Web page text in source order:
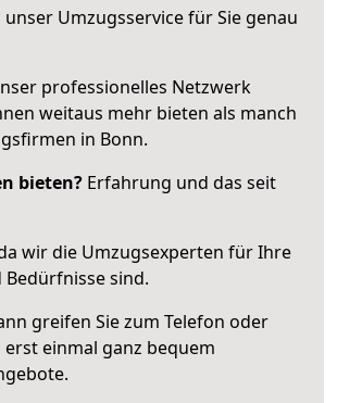
unser Umzugsservice für Sie genau
professionelles Netzwerk
weitaus mehr bieten als manch
in Bonn.
bieten? Erfahrung und das seit
wir die Umzugsexperten für Ihre
Bedürfnisse sind.
greifen Sie zum Telefon oder
erst einmal ganz bequem